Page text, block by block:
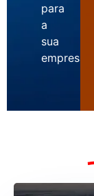
para
a
sua
empresa.